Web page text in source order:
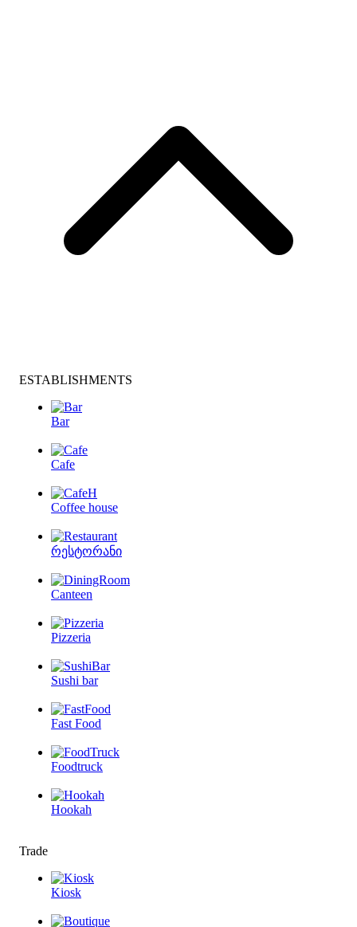
ESTABLISHMENTS
Bar
Cafe
Coffee house
რესტორანი
Canteen
Pizzeria
Sushi bar
Fast Food
Foodtruck
Hookah
Trade
Kiosk